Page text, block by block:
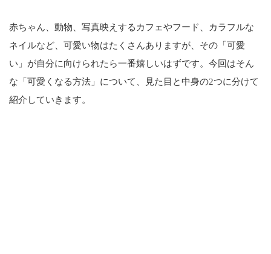
赤ちゃん、動物、写真映えするカフェやフード、カラフルな
ネイルなど、可愛い物はたくさんありますが、その「可愛
い」が自分に向けられたら一番嬉しいはずです。今回はそん
な「可愛くなる方法」について、見た目と中身の2つに分けて
紹介していきます。